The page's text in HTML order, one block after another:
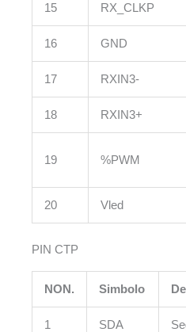
15 RX_CLKP
16 GND
17 RXIN3-
18 RXIN3+
19 %PWM
20 Vled
PIN CTP
NON. Simbolo
1 SDA